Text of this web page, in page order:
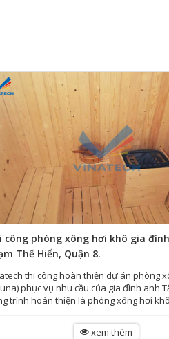
công phòng xông hơi khô gia
Thế Hiển, Quận 8.
thi công hoàn thiện dự án phòng
phục vụ nhu cầu của gia đình anh
trình hoàn thiện là phòng xông hơi
xem thêm